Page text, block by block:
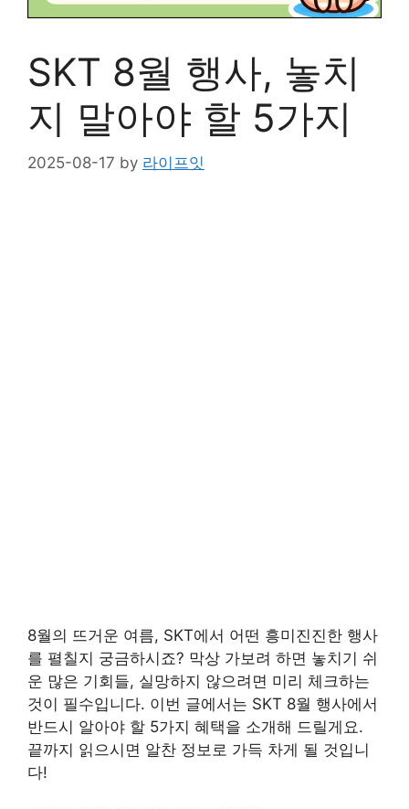
SKT 8월 행사, 놓치
지 말아야 할 5가지
2025-08-17 by 라이프잇
8월의 뜨거운 여름, SKT에서 어떤 흥미진진한 행사
를 펼칠지 궁금하시죠? 막상 가보려 하면 놓치기 쉬
운 많은 기회들, 실망하지 않으려면 미리 체크하는
것이 필수입니다. 이번 글에서는 SKT 8월 행사에서
반드시 알아야 할 5가지 혜택을 소개해 드릴게요.
끝까지 읽으시면 알찬 정보로 가득 차게 될 것입니
다!